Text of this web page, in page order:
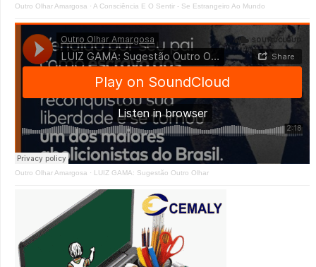
Outro Olhar Amargosa · A Consciência E O Sentir - Se Estrangeiro Ao Mundo
Outro Olhar Amargosa · LUIZ GAMA: Sugestão Outro Olhar